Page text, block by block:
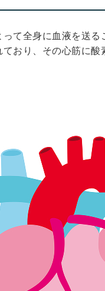
て全身に血液を送
おり、その心筋に